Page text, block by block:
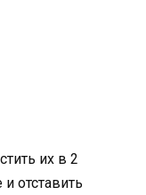
их в 2
отставить